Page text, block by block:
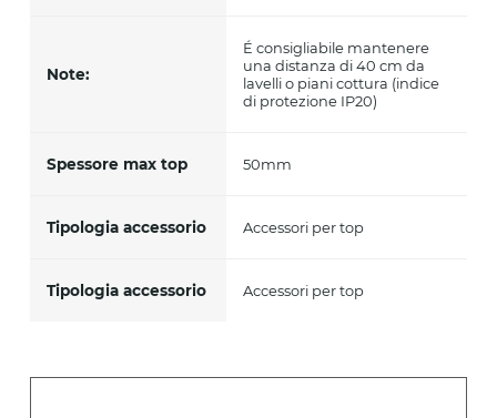
Note:
É consigliabile mantenere
una distanza di 40 cm da
lavelli o piani cottura (indice
di protezione IP20)
Spessore max top 50mm
Tipologia accessorio Accessori per top
Tipologia accessorio Accessori per top